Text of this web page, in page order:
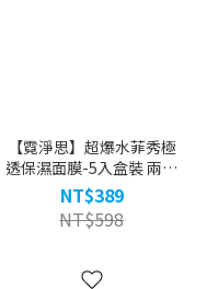
【霓淨思】超爆水菲秀極
透保濕面膜-5入盒裝 兩件
組(共10片)
NT$389
NT$598